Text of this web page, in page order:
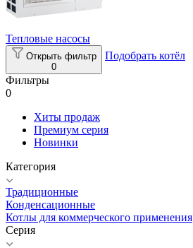
Тепловые насосы
Открыть фильтр
0
Подобрать котёл
Фильтры
0
Хиты продаж
Премиум серия
Новинки
Категория
Традиционные
Конденсационные
Котлы для коммерческого применения
Серия